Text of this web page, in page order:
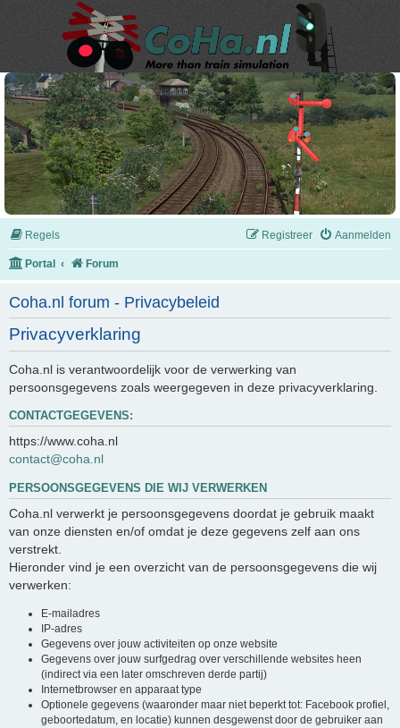
Regels Aanmelden
Registreer
Portal Forum
Coha.nl forum - Privacybeleid
Privacyverklaring
Coha.nl is verantwoordelijk voor de verwerking van
persoonsgegevens zoals weergegeven in deze privacyverklaring.
CONTACTGEGEVENS:
https://www.coha.nl
contact@coha.nl
PERSOONSGEGEVENS DIE WIJ VERWERKEN
Coha.nl verwerkt je persoonsgegevens doordat je gebruik maakt
van onze diensten en/of omdat je deze gegevens zelf aan ons
verstrekt.
Hieronder vind je een overzicht van de persoonsgegevens die wij
verwerken:
E-mailadres
IP-adres
Gegevens over jouw activiteiten op onze website
Gegevens over jouw surfgedrag over verschillende websites heen
(indirect via een later omschreven derde partij)
Internetbrowser en apparaat type
Optionele gegevens (waaronder maar niet beperkt tot: Facebook profiel,
geboortedatum, en locatie) kunnen desgewenst door de gebruiker aan